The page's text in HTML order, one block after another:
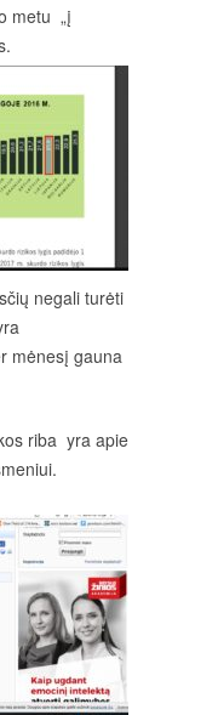
metu „į
negali turėti
mėnesį gauna
riba yra apie